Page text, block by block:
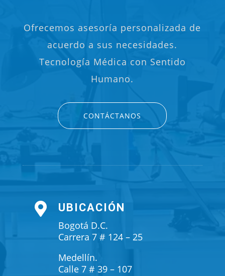
Ofrecemos asesoría personalizada de
acuerdo a sus necesidades.
Tecnología Médica con Sentido
Humano.
CONTÁCTANOS
 UBICACIÓN
Bogotá D.C.
Carrera 7 # 124 – 25
Medellín.
Calle 7 # 39 – 107